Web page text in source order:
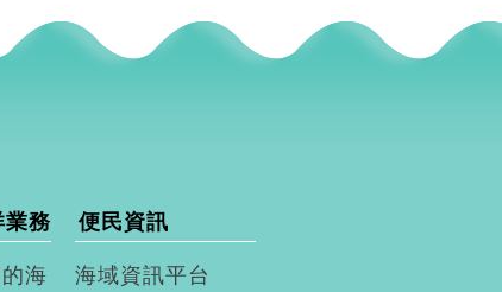
業務
海
便民資訊
海域資訊平台